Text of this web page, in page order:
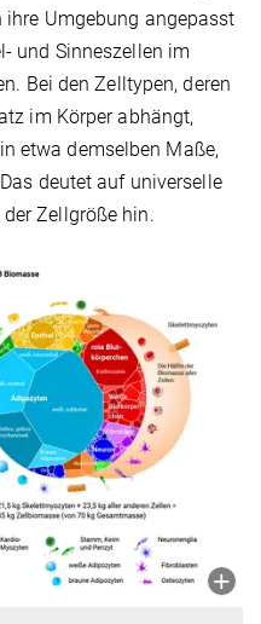
Umgebung angepasst
und Sinneszellen im
Bei den Zelltypen, deren
im Körper abhängt,
etwa demselben Maße,
deutet auf universelle
Zellgröße hin.